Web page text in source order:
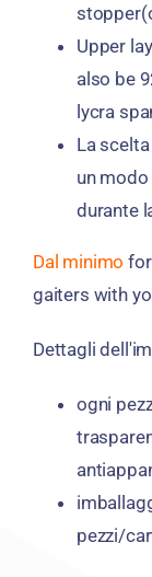
stopper
Upper
also be
lycra
La
un
durante
Dal minimo
gaiters with
Dettagli
ogni
pezzi/